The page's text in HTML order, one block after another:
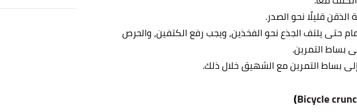
الذقن قليلًا نحو الصدر.
حتى يلتف الجذع نحو الفخذين، ويجب رفع الكتفين، والحرص
بساط التمرين.
إلى بساط التمرين مع الشهيق خلال ذلك.
Bicycle
)